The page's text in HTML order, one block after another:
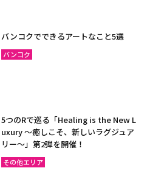
バンコクでできるアートなこと5選
バンコク
5つのRで巡る「Healing is the New L
uxury ～癒しこそ、新しいラグジュア
リー〜」第2弾を開催！
その他エリア